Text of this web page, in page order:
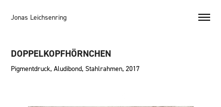
Jonas Leichsenring
DOPPELKOPFHÖRNCHEN